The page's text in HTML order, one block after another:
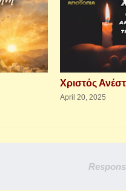
Χριστός
April 20, 2025